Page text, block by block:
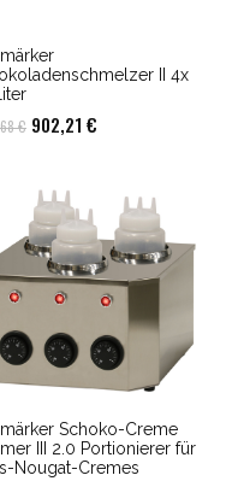
II 4x
€ Ursprünglicher
war:
1.156,68 €
902,21 €
902,21 €.
Schoko-Creme
III 2.0 Portionierer für
Nougat-Cremes